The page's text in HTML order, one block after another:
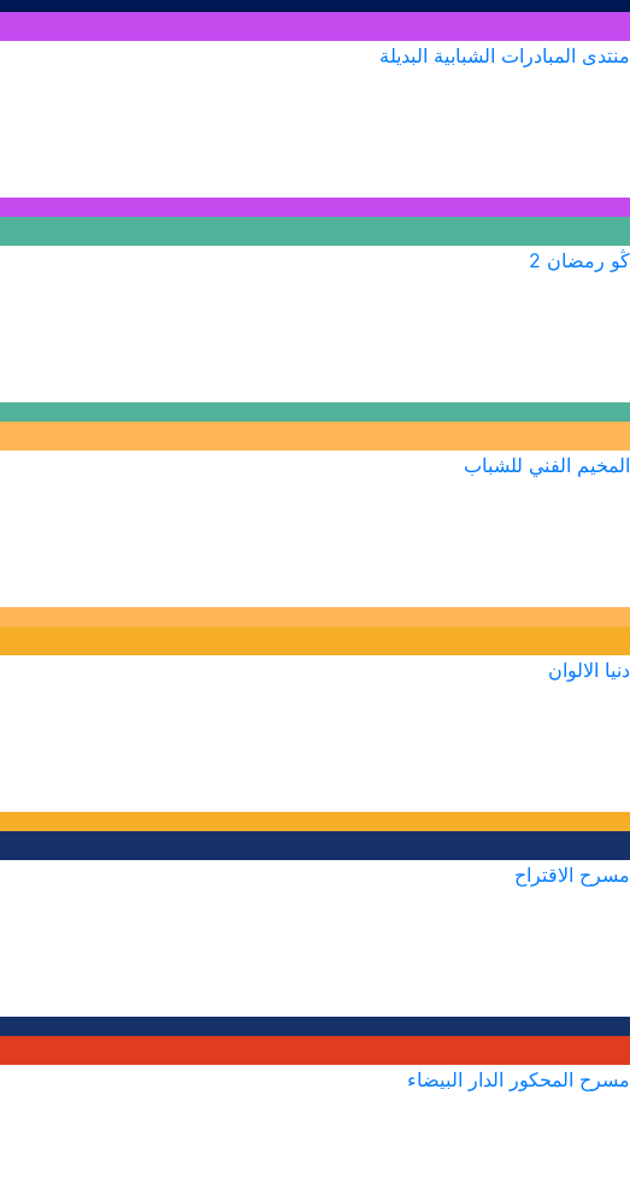
منتدى المبادرات الشبابية البديلة
ڭو رمضان 2
المخيم الفني للشباب
دنيا الالوان
مسرح الاقتراح
مسرح المحكور الدار البيضاء